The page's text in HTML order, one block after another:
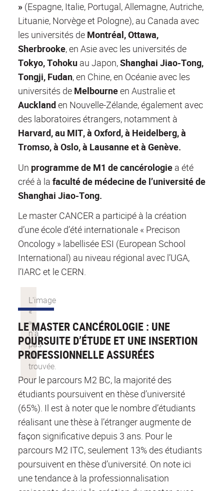
» (Espagne, Italie, Portugal, Allemagne, Autriche,
Lituanie, Norvège et Pologne), au Canada avec
les universités de Montréal, Ottawa,
Sherbrooke, en Asie avec les universités de
Tokyo, Tohoku au Japon,Shanghai Jiao-Tong,
Tongji, Fudan, en Chine, en Océanie avec les
universités de Melbourneen Australie et
Aucklanden Nouvelle-Zélande, également avec
des laboratoires étrangers, notamment à
Harvard, au MIT, à Oxford, à Heidelberg, à
Tromso, à Oslo, à Lausanne et à Genève.
Un programme de M1 de cancérologie a été
créé à la faculté de médecine de l’université de
Shanghai Jiao-Tong.
Le master CANCER a participé à la création
d’une école d’été internationale « Precison
Oncology » labellisée ESI (European School
International) au niveau régional avec l’UGA,
l’IARC et le CERN.
LE MASTER CANCÉROLOGIE : UNE
POURSUITE D’ÉTUDE ET UNE INSERTION
PROFESSIONNELLE ASSURÉES
Pour le parcours M2 BC, la majorité des
étudiants poursuivent en thèse d’université
(65%). Il est à noter que le nombre d’étudiants
réalisant une thèse à l’étranger augmente de
façon significative depuis 3 ans. Pour le
parcours M2 ITC, seulement 13% des étudiants
poursuivent en thèse d’université. On note ici
une tendance à la professionnalisation